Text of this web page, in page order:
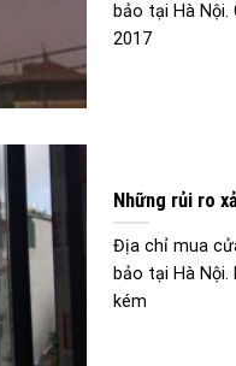
bảo tại Hà
2017
Những rủi ro
Địa chỉ mua
bảo tại Hà
kém